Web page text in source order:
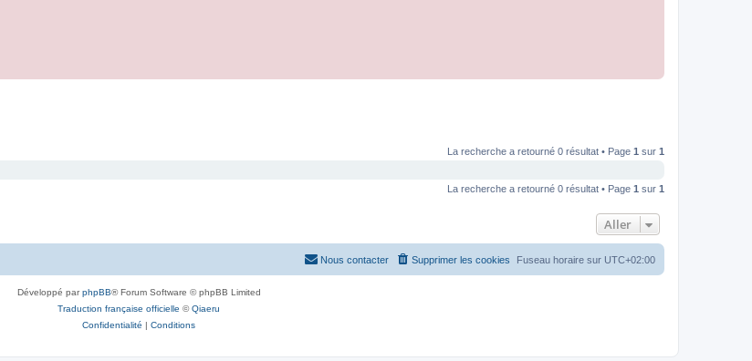
La recherche a retourné 0 résultat • Page 1 sur 1
La recherche a retourné 0 résultat • Page 1 sur 1
Aller
Fuseau horaire sur UTC+02:00
Supprimer les cookies
Nous contacter
Développé parphpBB® Forum Software © phpBB Limited
Traduction française officielle ©Qiaeru
Confidentialité | Conditions